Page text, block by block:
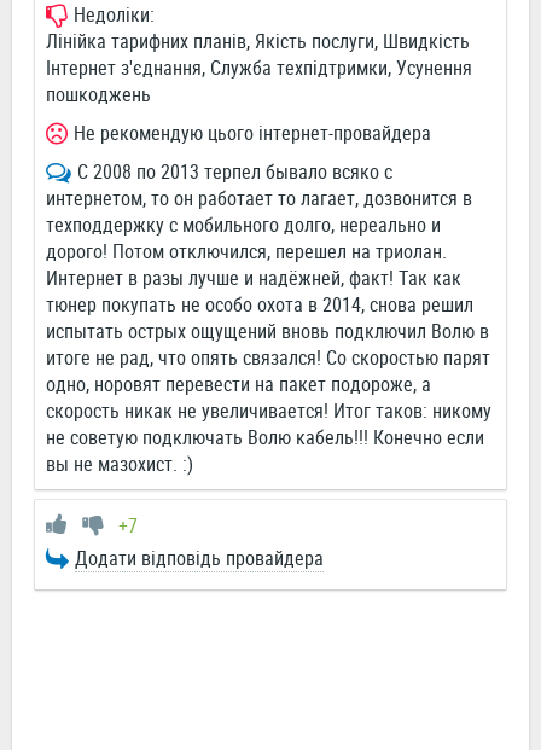
Недоліки:
Лінійка тарифних планів, Якість послуги, Швидкість
Інтернет з'єднання, Служба техпідтримки, Усунення
пошкоджень
Не рекомендую цього інтернет-провайдера
С 2008 по 2013 терпел бывало всяко с
интернетом, то он работает то лагает, дозвонится в
техподдержку с мобильного долго, нереально и
дорого! Потом отключился, перешел на триолан.
Интернет в разы лучше и надёжней, факт! Так как
тюнер покупать не особо охота в 2014, снова решил
испытать острых ощущений вновь подключил Волю в
итоге не рад, что опять связался! Со скоростью парят
одно, норовят перевести на пакет подороже, а
скорость никак не увеличивается! Итог таков: никому
не советую подключать Волю кабель!!! Конечно если
вы не мазохист. :)
+7
Додати відповідь провайдера